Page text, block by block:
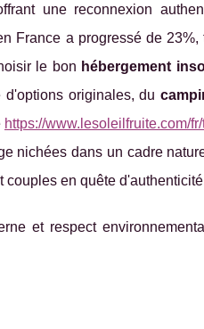
une reconnexion
France a progressé de 23%,
le bon hébergement
d'options originales, du
https://www.lesoleilfruite.com/
nichées dans un cadre
couples en quête d'authenticité
et respect